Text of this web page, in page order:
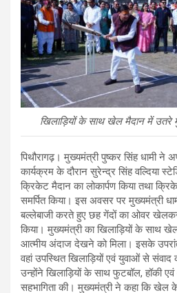
खिलाड़ियों के साथ खेल मैदान में उतरे
पिथौरागढ़। मुख्यमंत्री पुष्कर सिंह धामी ने
कार्यक्रम के दौरान सुरेन्द्र सिंह वल्दिया
क्रिकेट मैदान का लोकार्पण किया तथा
समर्पित किया। इस अवसर पर मुख्यमंत्री
बल्लेबाजी करते हुए छह गेंदों का ओवर
किया। मुख्यमंत्री का खिलाड़ियों के साथ
आत्मीय अंदाज देखने को मिला। इसके
वहां उपस्थित खिलाड़ियों एवं युवाओं से संवाद
उन्होंने खिलाड़ियों के साथ फुटबॉल, हॉकी
सहभागिता की। मुख्यमंत्री ने कहा कि खेल